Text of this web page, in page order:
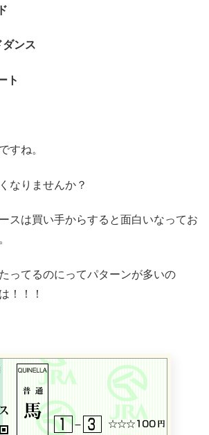
ンス
ト
すね。
なりませんか？
スは買い手からすると面白いなってお
ってるのにってパターンが多いの
！！！